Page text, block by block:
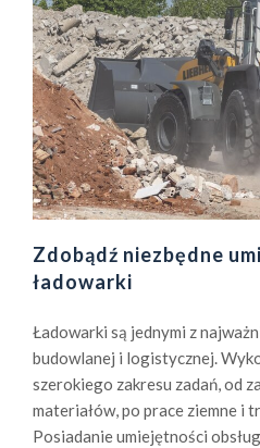
j
n
j
e
i
ż
k
i
Zdobądź niezbędne
ładowarki
Ładowarki są jednymi z
budowlanej i logistycznej.
szerokiego zakresu zadań, od
materiałów, po prace ziemne i
Posiadanie umiejętności